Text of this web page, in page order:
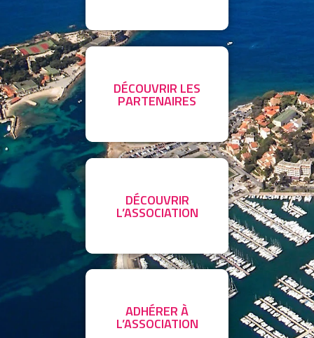
DÉCOUVRIR LES
PARTENAIRES
DÉCOUVRIR
L’ASSOCIATION
ADHÉRER À
L’ASSOCIATION